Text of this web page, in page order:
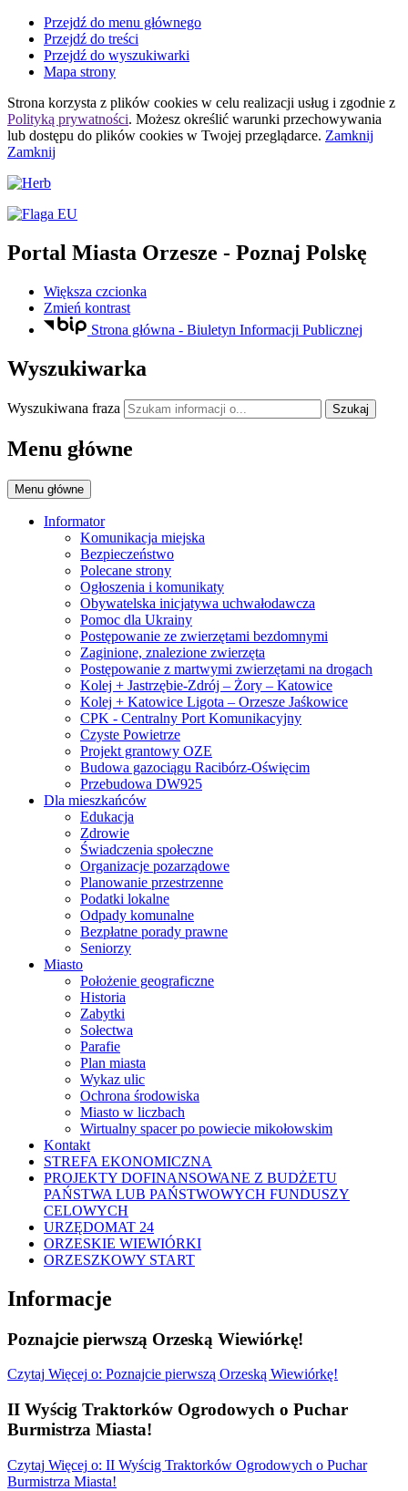
Przejdź do menu głównego
Przejdź do treści
Przejdź do wyszukiwarki
Mapa strony
Strona korzysta z plików cookies w celu realizacji usług i zgodnie z
Polityką prywatności. Możesz określić warunki przechowywania
lub dostępu do plików cookies w Twojej przeglądarce. Zamknij
Zamknij
Portal Miasta Orzesze - Poznaj Polskę
Większa czcionka
Zmień kontrast
Strona główna - Biuletyn Informacji Publicznej
Wyszukiwarka
Wyszukiwana fraza Szukaj
Menu główne
Menu główne
Informator
Komunikacja miejska
Bezpieczeństwo
Polecane strony
Ogłoszenia i komunikaty
Obywatelska inicjatywa uchwałodawcza
Pomoc dla Ukrainy
Postępowanie ze zwierzętami bezdomnymi
Zaginione, znalezione zwierzęta
Postępowanie z martwymi zwierzętami na drogach
Kolej + Jastrzębie-Zdrój – Żory – Katowice
Kolej + Katowice Ligota – Orzesze Jaśkowice
CPK - Centralny Port Komunikacyjny
Czyste Powietrze
Projekt grantowy OZE
Budowa gazociągu Racibórz-Oświęcim
Przebudowa DW925
Dla mieszkańców
Edukacja
Zdrowie
Świadczenia społeczne
Organizacje pozarządowe
Planowanie przestrzenne
Podatki lokalne
Odpady komunalne
Bezpłatne porady prawne
Seniorzy
Miasto
Położenie geograficzne
Historia
Zabytki
Sołectwa
Parafie
Plan miasta
Wykaz ulic
Ochrona środowiska
Miasto w liczbach
Wirtualny spacer po powiecie mikołowskim
Kontakt
STREFA EKONOMICZNA
PROJEKTY DOFINANSOWANE Z BUDŻETU
PAŃSTWA LUB PAŃSTWOWYCH FUNDUSZY
CELOWYCH
URZĘDOMAT 24
ORZESKIE WIEWIÓRKI
ORZESZKOWY START
Informacje
Poznajcie pierwszą Orzeską Wiewiórkę!
Czytaj Więcej o: Poznajcie pierwszą Orzeską Wiewiórkę!
II Wyścig Traktorków Ogrodowych o Puchar
Burmistrza Miasta!
Czytaj Więcej o: II Wyścig Traktorków Ogrodowych o Puchar
Burmistrza Miasta!